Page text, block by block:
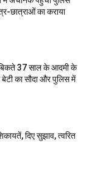
छात्राओं का कराया
37 साल के आदमी के
बेटी का सौदा और पुलिस में
दिए सुझाव, त्वरित